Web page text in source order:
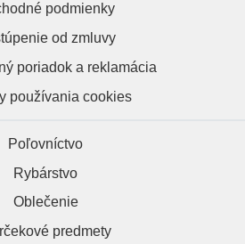
podmienky
od zmluvy
poriadok a reklamácia
používania cookies
Poľovníctvo
Rybárstvo
Oblečenie
predmety